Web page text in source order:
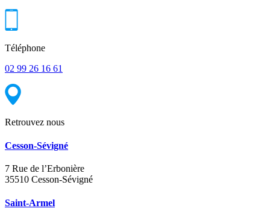
Téléphone
02 99 26 16 61
Retrouvez nous
Cesson-Sévigné
7 Rue de l’Erbonière
35510 Cesson-Sévigné
Saint-Armel